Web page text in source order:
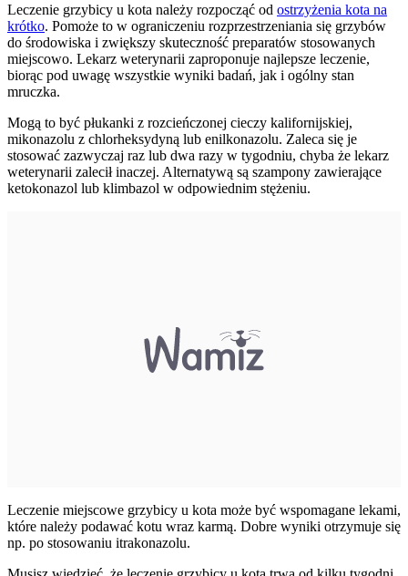
Leczenie grzybicy u kota należy rozpocząć od ostrzyżenia kota na
krótko. Pomoże to w ograniczeniu rozprzestrzeniania się grzybów
do środowiska i zwiększy skuteczność preparatów stosowanych
miejscowo. Lekarz weterynarii zaproponuje najlepsze leczenie,
biorąc pod uwagę wszystkie wyniki badań, jak i ogólny stan
mruczka.
Mogą to być płukanki z rozcieńczonej cieczy kalifornijskiej,
mikonazolu z chlorheksydyną lub enilkonazolu. Zaleca się je
stosować zazwyczaj raz lub dwa razy w tygodniu, chyba że lekarz
weterynarii zalecił inaczej. Alternatywą są szampony zawierające
ketokonazol lub klimbazol w odpowiednim stężeniu.
Leczenie miejscowe grzybicy u kota może być wspomagane lekami,
które należy podawać kotu wraz karmą. Dobre wyniki otrzymuje się
np. po stosowaniu itrakonazolu.